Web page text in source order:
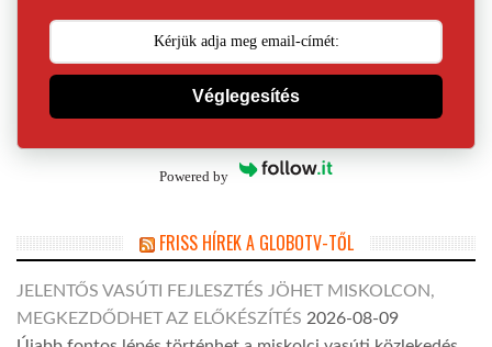
Véglegesítés
Powered by
FRISS HÍREK A GLOBOTV-TŐL
JELENTŐS VASÚTI FEJLESZTÉS JÖHET MISKOLCON,
MEGKEZDŐDHET AZ ELŐKÉSZÍTÉS 2026-08-09